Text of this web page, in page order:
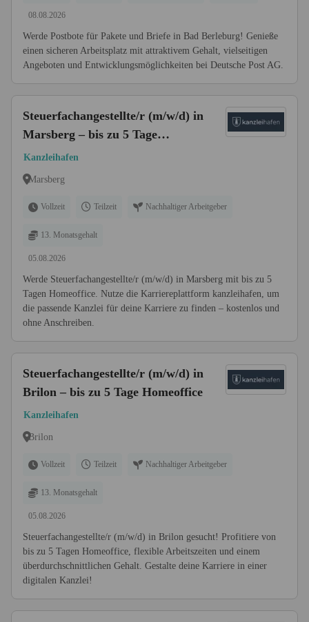
08.08.2026
Werde Postbote für Pakete und Briefe in Bad Berleburg! Genieße
einen sicheren Arbeitsplatz mit attraktivem Gehalt, vielseitigen
Angeboten und Entwicklungsmöglichkeiten bei Deutsche Post AG.
Steuerfachangestellte/r (m/w/d) in
Marsberg – bis zu 5 Tage
Homeoffice
Kanzleihafen
Marsberg
Vollzeit Teilzeit Nachhaltiger Arbeitgeber
13. Monatsgehalt
05.08.2026
Werde Steuerfachangestellte/r (m/w/d) in Marsberg mit bis zu 5
Tagen Homeoffice. Nutze die Karriereplattform kanzleihafen, um
die passende Kanzlei für deine Karriere zu finden – kostenlos und
ohne Anschreiben.
Steuerfachangestellte/r (m/w/d) in
Brilon – bis zu 5 Tage Homeoffice
Kanzleihafen
Brilon
Vollzeit Teilzeit Nachhaltiger Arbeitgeber
13. Monatsgehalt
05.08.2026
Steuerfachangestellte/r (m/w/d) in Brilon gesucht! Profitiere von
bis zu 5 Tagen Homeoffice, flexible Arbeitszeiten und einem
überdurchschnittlichen Gehalt. Gestalte deine Karriere in einer
digitalen Kanzlei!